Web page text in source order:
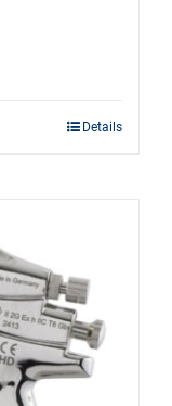
Details